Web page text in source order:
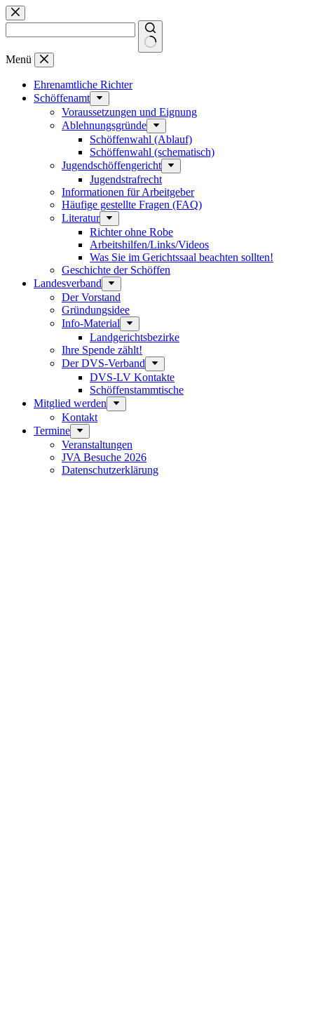
Zum
Inhalt
springen
Keine
Ergebnisse
Menü
Ehrenamtliche Richter
Schöffenamt
Voraussetzungen und Eignung
Ablehnungsgründe
Schöffenwahl (Ablauf)
Schöffenwahl (schematisch)
Jugendschöffengericht
Jugendstrafrecht
Informationen für Arbeitgeber
Häufige gestellte Fragen (FAQ)
Literatur
Richter ohne Robe
Arbeitshilfen/Links/Videos
Was Sie im Gerichtssaal beachten sollten!
Geschichte der Schöffen
Landesverband
Der Vorstand
Gründungsidee
Info-Material
Landgerichtsbezirke
Ihre Spende zählt!
Der DVS-Verband
DVS-LV Kontakte
Schöffenstammtische
Mitglied werden
Kontakt
Termine
Veranstaltungen
JVA Besuche 2026
Datenschutz­erklärung